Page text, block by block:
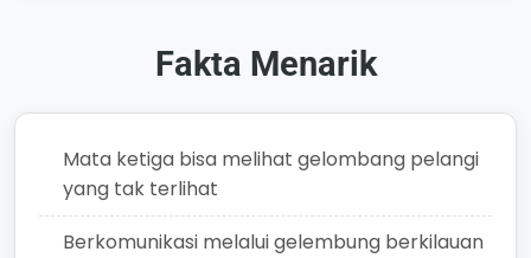
Fakta Menarik
Mata ketiga bisa melihat gelombang pelangi
yang tak terlihat
Berkomunikasi melalui gelembung berkilauan